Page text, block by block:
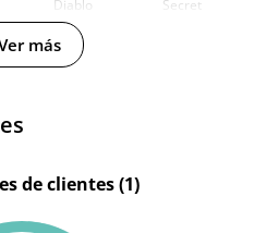
Diablo
Picante
Secret
-
más
de clientes (1)